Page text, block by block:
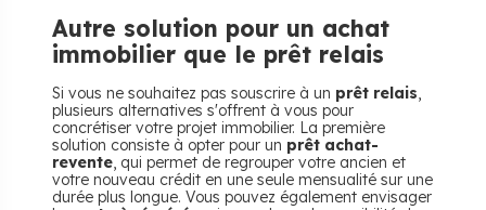
Autre solution pour un achat
immobilier que le prêt relais
Si vous ne souhaitez pas souscrire à un prêt relais,
plusieurs alternatives s'offrent à vous pour
concrétiser votre projet immobilier. La première
solution consiste à opter pour un prêt achat-
revente, qui permet de regrouper votre ancien et
votre nouveau crédit en une seule mensualité sur une
durée plus longue. Vous pouvez également envisager